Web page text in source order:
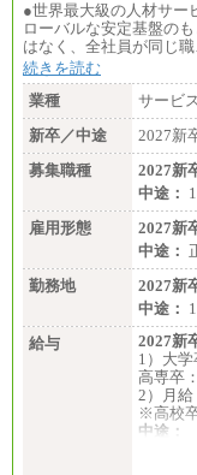
●世界最大級の人材サ
ローバルな安定基盤の
はなく、全社員が同じ
続きを読む
業種
サービス
新卒／中途
2027新
募集職種
2027新
中途：
雇用形態
2027新
中途：
勤務地
2027新
中途：
給与
2027新
1）大
高専卒
2）月給
※高校
中途：
1）月